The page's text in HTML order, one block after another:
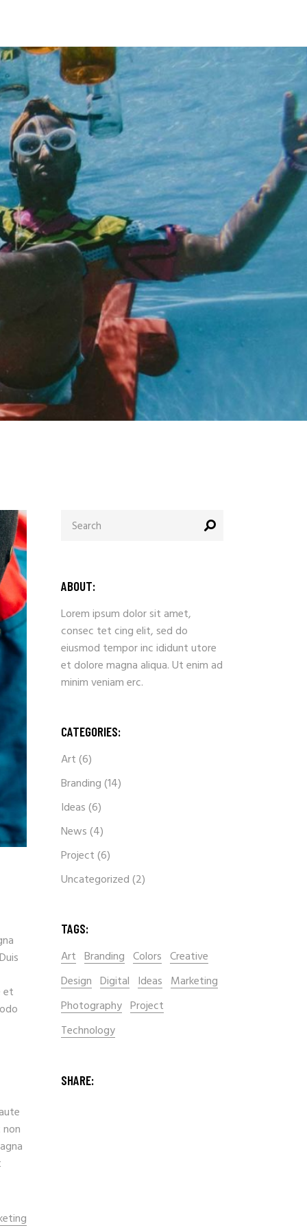
et
for:
ABOUT:
Lorem ipsum dolor sit amet,
consec tet cing elit, sed do
eiusmod tempor inc ididunt utore
et dolore magna aliqua. Ut enim ad
minim veniam erc.
CATEGORIES:
Art(6)
Branding(14)
Ideas(6)
News(4)
Project(6)
Uncategorized(2)
TAGS:
Art Branding Colors Creative
Design Digital Ideas Marketing
Photography Project
Technology
SHARE: